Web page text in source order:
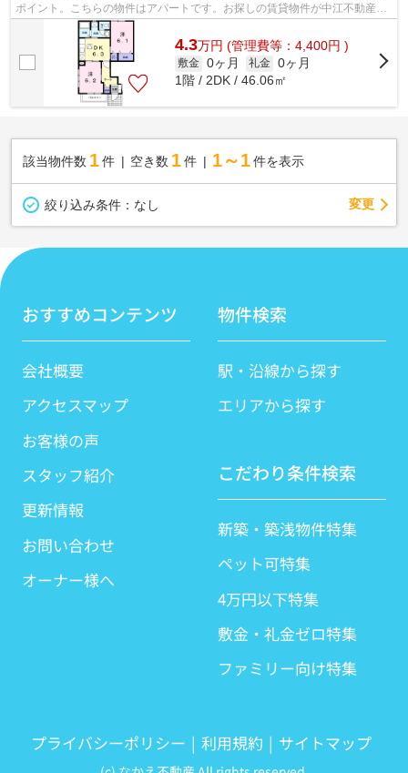
ポイント。こちらの物件はアパートです。お探しの賃貸物件が中江不動産で
取り扱っている物件から見つかるかも...
4.3万円 (管理費等：4,400円 )
敷金 0ヶ月 礼金 0ヶ月
1階 / 2DK / 46.06㎡
該当物件数 1件 空き数 1 件 1～1 件を表示
絞り込み条件： なし 変更
おすすめコンテンツ
会社概要
アクセスマップ
お客様の声
スタッフ紹介
更新情報
お問い合わせ
オーナー様へ
物件検索
駅・沿線から探す
エリアから探す
こだわり条件検索
新築・築浅物件特集
ペット可特集
4万円以下特集
敷金・礼金ゼロ特集
ファミリー向け特集
プライバシーポリシー 利用規約 サイトマップ